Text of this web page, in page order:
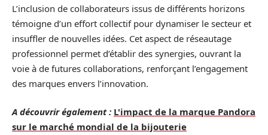
L’inclusion de collaborateurs issus de différents horizons
témoigne d’un effort collectif pour dynamiser le secteur et
insuffler de nouvelles idées. Cet aspect de réseautage
professionnel permet d’établir des synergies, ouvrant la
voie à de futures collaborations, renforçant l’engagement
des marques envers l’innovation.
A découvrir également : L'impact de la marque Pandora
sur le marché mondial de la bijouterie